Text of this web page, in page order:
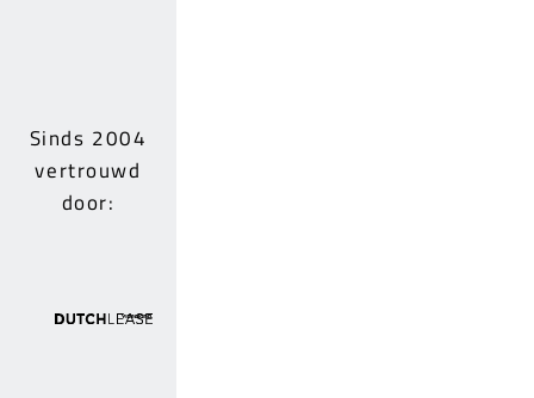
Sinds 2004
vertrouwd
door: